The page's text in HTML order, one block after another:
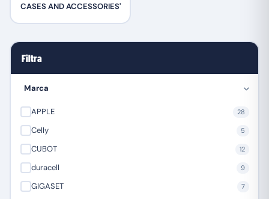
CASES AND ACCESSORIES'
Filtra
Marca
APPLE 28
Celly 5
CUBOT 12
duracell 9
GIGASET 7